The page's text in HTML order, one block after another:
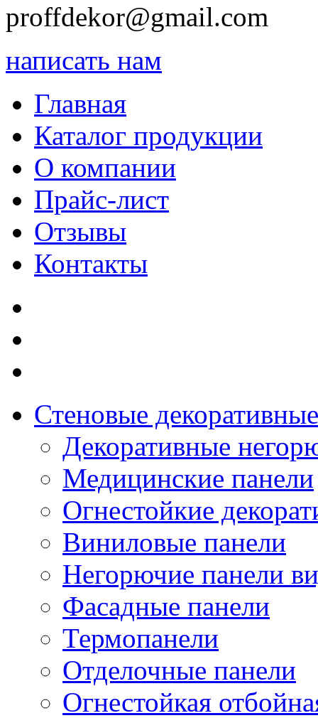
proffdekor@gmail.com
написать нам
Главная
Каталог продукции
О компании
Прайс-лист
Отзывы
Контакты
Стеновые
Декоративные
Медицинские панели
Огнестойкие
Виниловые панели
Негорючие панели
Фасадные панели
Термопанели
Отделочные панели
Огнестойкая